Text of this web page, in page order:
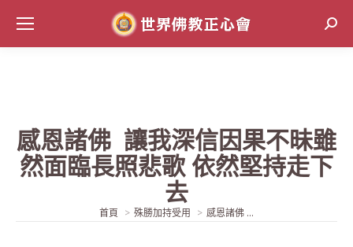
感恩諸佛 讓我深信因果不昧雖
然面臨長照悲歌 依然堅持走下
去
當前位置:
首頁 殊勝加持受用 感恩諸佛 ...